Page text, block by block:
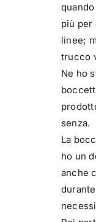
più per
linee;
trucco
Ne ho
senza.
La
ho un
anche